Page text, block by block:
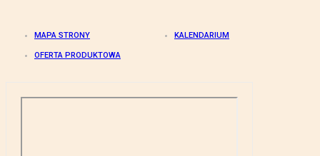
MAPA STRONY KALENDARIUM
OFERTA PRODUKTOWA